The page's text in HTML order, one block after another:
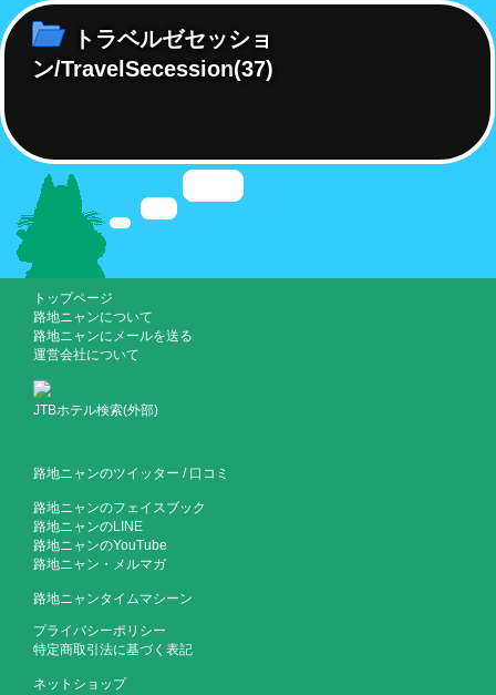
トラベルゼセッショ
ン/TravelSecession(37)
トップページ
路地ニャンについて
路地ニャンにメールを送る
運営会社について
JTBホテル検索(外部)
路地ニャンのツイッター / 口コミ
路地ニャンのフェイスブック
路地ニャンのLINE
路地ニャンのYouTube
路地ニャン・メルマガ
路地ニャンタイムマシーン
プライバシーポリシー
特定商取引法に基づく表記
ネットショップ